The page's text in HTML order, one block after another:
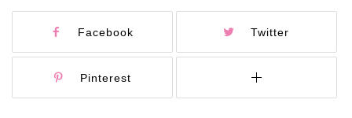
Facebook Twitter
Pinterest